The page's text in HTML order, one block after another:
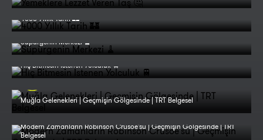
4000 Yıllık Tarih 🏰
Süpürgenin Merkezi 🧹
Hiç Bitmesin İstenen Yolculuk 🚆
Muğla Gelenekleri | Geçmişin Gölgesinde | TRT Belgesel
Modern Zamanların Robinson Crusoe'su | Geçmişin Gölgesinde | TRT
Belgesel